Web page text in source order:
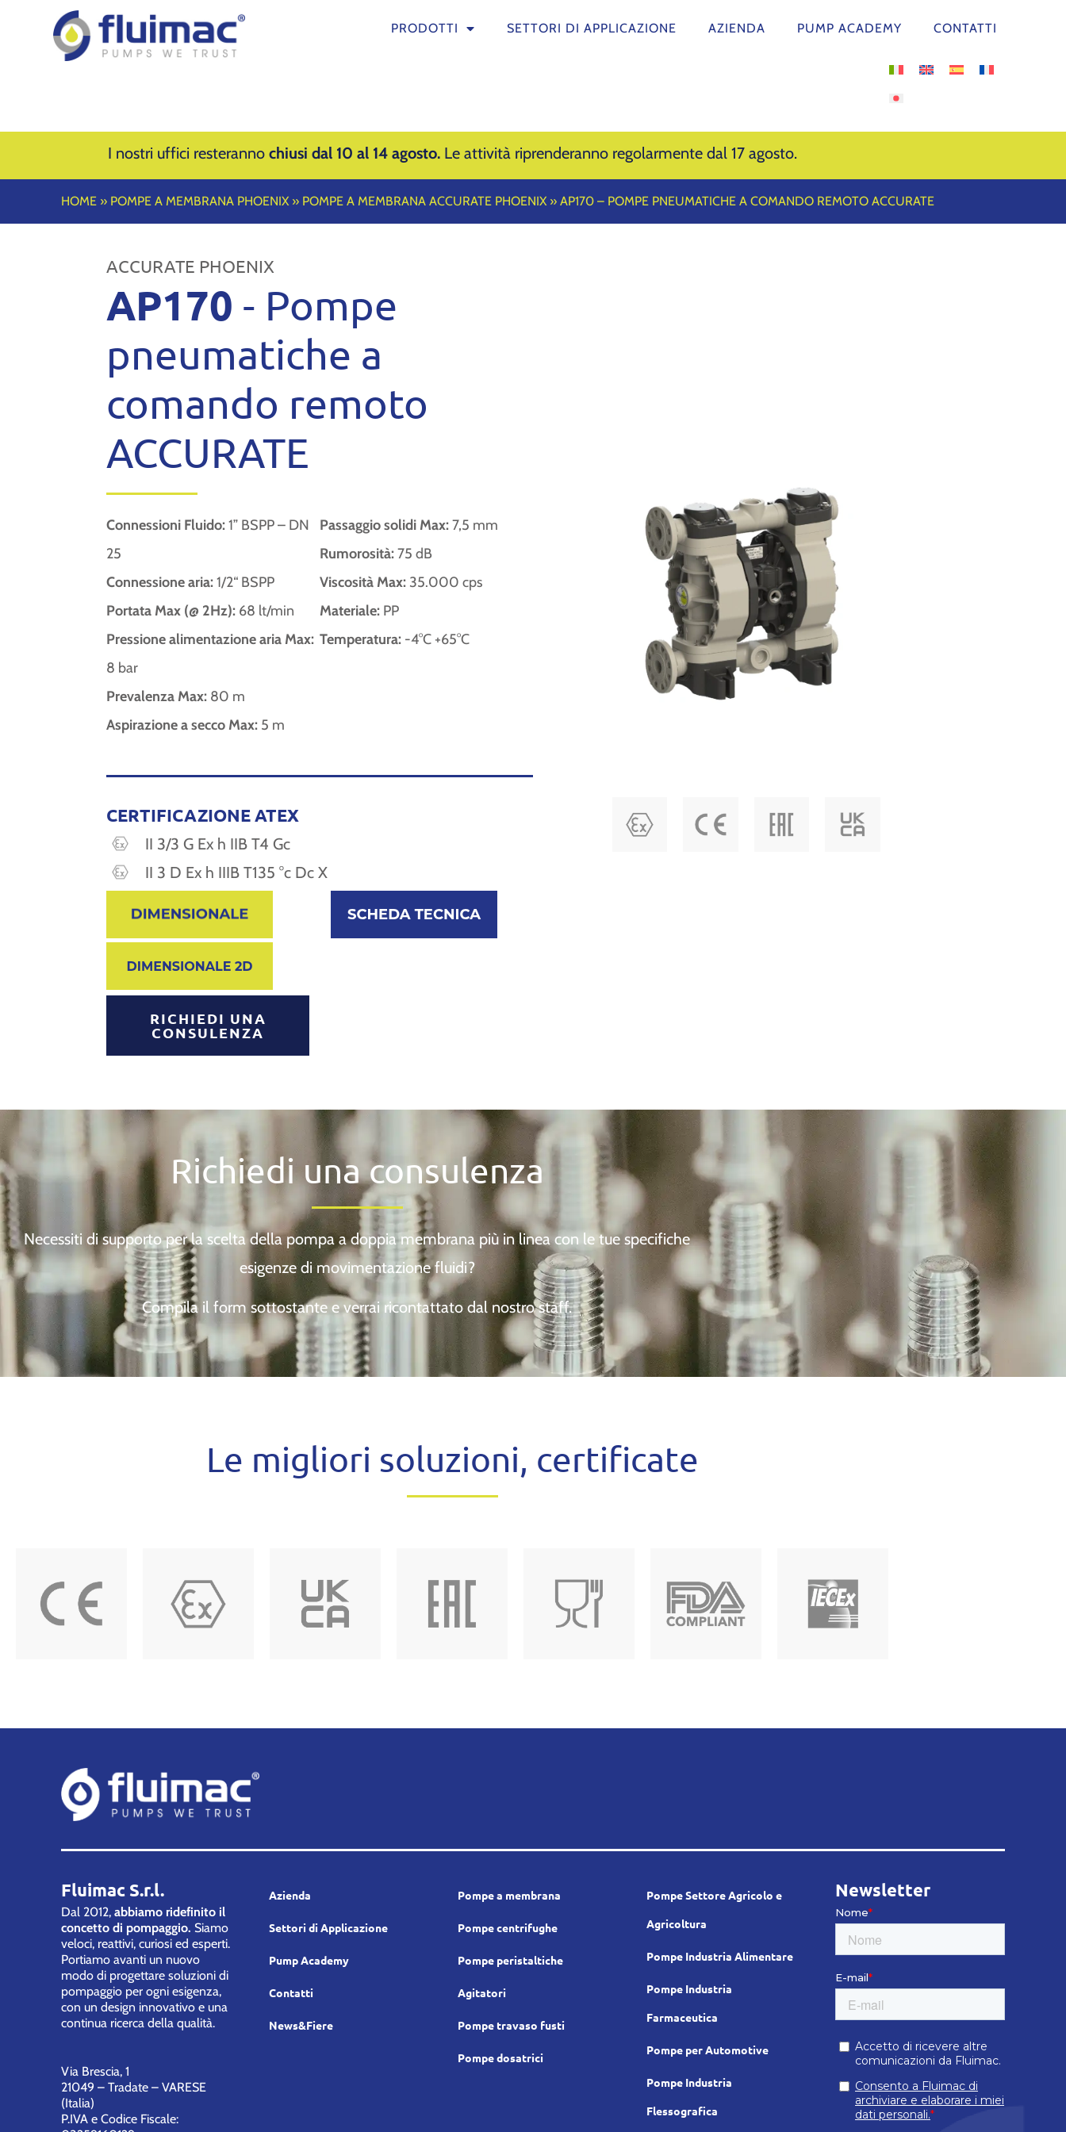
PRODOTTI SETTORI DI APPLICAZIONE AZIENDA PUMP ACADEMY CONTATTI
I nostri uffici resteranno chiusi dal 10 al 14 agosto.Le attività riprenderanno regolarmente dal 17 agosto.
HOME » POMPE A MEMBRANA PHOENIX» POMPE A MEMBRANA ACCURATE PHOENIX»AP170 – POMPE PNEUMATICHE A COMANDO REMOTO ACCURATE
ACCURATE PHOENIX
AP170 - Pompe
pneumatiche a
comando remoto
ACCURATE
Connessioni Fluido:1” BSPP – DN
25
Connessione aria:1/2“ BSPP
Portata Max (@ 2Hz): 68 lt/min
Pressione alimentazione aria Max:
8 bar
Prevalenza Max: 80 m
Aspirazione a secco Max: 5 m
Passaggio solidi Max:7,5 mm
Rumorosità:75 dB
Viscosità Max: 35.000 cps
Materiale: PP
Temperatura: -4°C +65°C
CERTIFICAZIONE ATEX
II 3/3 G Ex h IIB T4 Gc
II 3 D Ex h IIIB T135 °c Dc X
RICHIEDI UNA
CONSULENZA
Richiedi una consulenza
Necessiti di supporto per la scelta della pompa a doppia membrana più in linea con le tue specifiche
esigenze di movimentazione fluidi?
Compila il form sottostante e verrai ricontattato dal nostro staff.
Le migliori soluzioni, certificate
Fluimac S.r.l.
Dal 2012,abbiamo ridefinito il
concetto di pompaggio. Siamo
veloci, reattivi, curiosi ed esperti.
Portiamo avanti un nuovo
modo di progettare soluzioni di
pompaggio per ogni esigenza,
con un design innovativo e una
continua ricerca della qualità.
Via Brescia, 1
21049 – Tradate – VARESE
(Italia)
P.IVA e Codice Fiscale:
Azienda
Settori di Applicazione
Pump Academy
Contatti
News&Fiere
Pompe a membrana
Pompe centrifughe
Pompe peristaltiche
Agitatori
Pompe travaso fusti
Pompe dosatrici
Pompe Settore Agricolo e
Agricoltura
Pompe Industria Alimentare
Pompe Industria
Farmaceutica
Pompe per Automotive
Pompe Industria
Flessografica
Newsletter